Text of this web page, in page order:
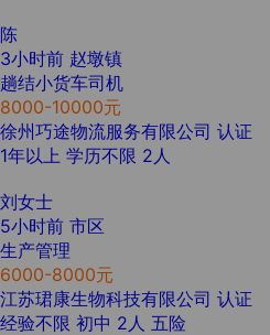
陈
3小时前 赵墩镇
趟结小货车司机
8000-10000元
徐州巧途物流服务有限公司 认证
1年以上 学历不限 2人
刘女士
5小时前 市区
生产管理
6000-8000元
江苏珺康生物科技有限公司 认证
经验不限 初中 2人 五险